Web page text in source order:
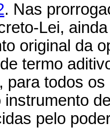
. Nas
Lei,
original da
termo
para todos
instrumento
pelo